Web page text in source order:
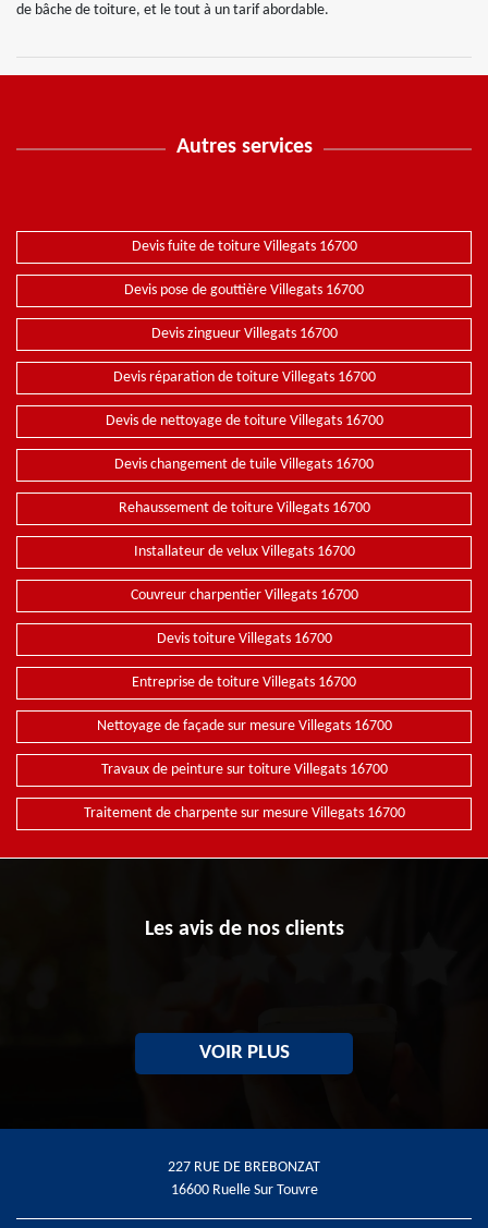
de bâche de toiture, et le tout à un tarif abordable.
Autres services
Devis fuite de toiture Villegats 16700
Devis pose de gouttière Villegats 16700
Devis zingueur Villegats 16700
Devis réparation de toiture Villegats 16700
Devis de nettoyage de toiture Villegats 16700
Devis changement de tuile Villegats 16700
Rehaussement de toiture Villegats 16700
Installateur de velux Villegats 16700
Couvreur charpentier Villegats 16700
Devis toiture Villegats 16700
Entreprise de toiture Villegats 16700
Nettoyage de façade sur mesure Villegats 16700
Travaux de peinture sur toiture Villegats 16700
Traitement de charpente sur mesure Villegats 16700
Les avis de nos clients
VOIR PLUS
227 RUE DE BREBONZAT
16600 Ruelle Sur Touvre